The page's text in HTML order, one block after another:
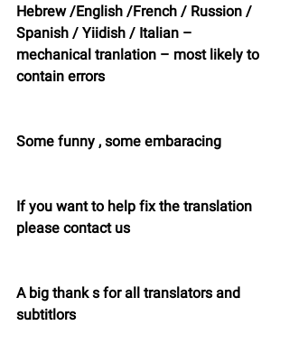
Hebrew /English /French / Russion /
Spanish / Yiidish / Italian –
mechanical tranlation – most likely to
contain errors
Some funny , some embaracing
If you want to help fix the translation
please contact us
A big thank s for all translators and
subtitlors